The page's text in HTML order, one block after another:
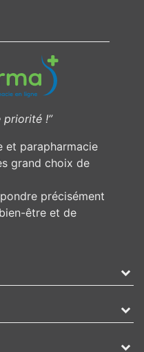
priorité !”
et parapharmacie
grand choix de
précisément
être et de